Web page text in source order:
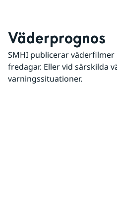
Väderprognos
SMHI publicerar
fredagar. Eller vid särskilda
varningssituationer.